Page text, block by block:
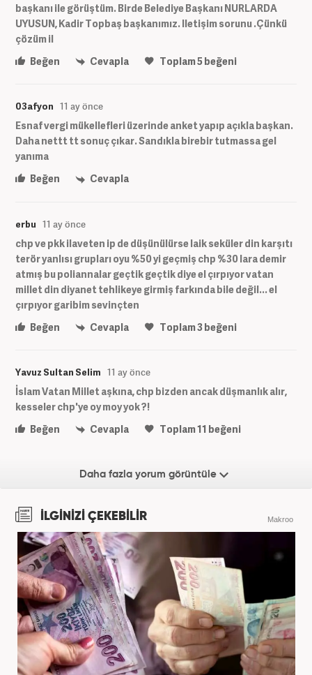
başkanı ile görüştüm. Birde Belediye Başkanı NURLARDA
UYUSUN, Kadir Topbaş başkanımız. Iletişim sorunu .Çünkü
çözüm il
Beğen
Cevapla Toplam5beğeni
03afyon 11 ay önce
Esnaf vergi mükellefleri üzerinde anket yapıp açıkla başkan.
Daha nettt tt sonuç çıkar. Sandıkla birebir tutmassa gel
yanıma
Beğen
Cevapla
erbu 11 ay önce
chp ve pkk ilaveten ip de düşünülürse laik seküler din karşıtı
terör yanlısı grupları oyu %50 yi geçmiş chp %30 lara demir
atmış bu poliannalar geçtik geçtik diye el çırpıyor vatan
millet din diyanet tehlikeye girmiş farkında bile değil... el
çırpıyor garibim sevinçten
Beğen
Cevapla Toplam3beğeni
Yavuz Sultan Selim 11 ay önce
İslam Vatan Millet aşkına, chp bizden ancak düşmanlık alır,
kesseler chp'ye oy moy yok ?!
Beğen
Cevapla Toplam11 beğeni
Daha fazla yorum görüntüle
İLGİNİZİ ÇEKEBİLİR Makroo